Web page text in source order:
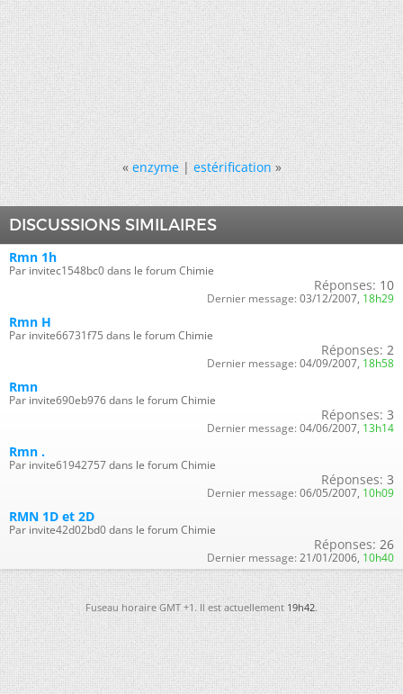
« enzyme|estérification »
DISCUSSIONS SIMILAIRES
Rmn 1h
Par invitec1548bc0 dans le forum Chimie
Réponses: 10
Dernier message: 03/12/2007, 18h29
Rmn H
Par invite66731f75 dans le forum Chimie
Réponses: 2
Dernier message: 04/09/2007, 18h58
Rmn
Par invite690eb976 dans le forum Chimie
Réponses: 3
Dernier message: 04/06/2007, 13h14
Rmn .
Par invite61942757 dans le forum Chimie
Réponses: 3
Dernier message: 06/05/2007, 10h09
RMN 1D et 2D
Par invite42d02bd0 dans le forum Chimie
Réponses: 26
Dernier message: 21/01/2006, 10h40
Fuseau horaire GMT +1. Il est actuellement19h42.